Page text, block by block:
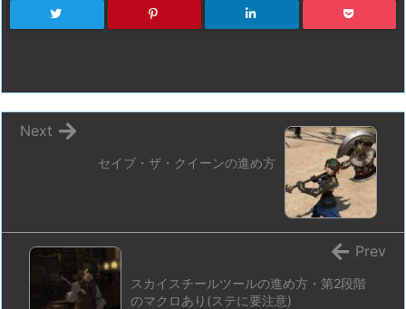
セイブ・ザ・クイーンの進め方
Next
スカイスチールツールの進め方・第2段階
のマクロあり(ステに要注意)
Prev